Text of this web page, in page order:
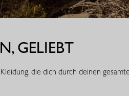
GELIEBT
die dich durch deinen